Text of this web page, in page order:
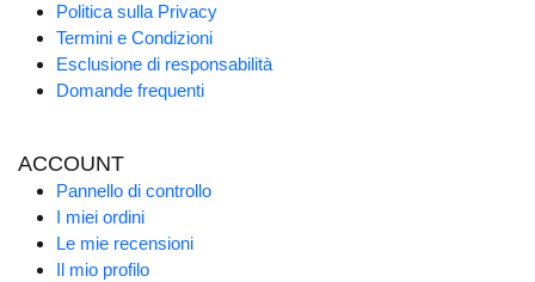
Politica sulla Privacy
Termini e Condizioni
Esclusione di responsabilità
Domande frequenti
ACCOUNT
Pannello di controllo
I miei ordini
Le mie recensioni
Il mio profilo